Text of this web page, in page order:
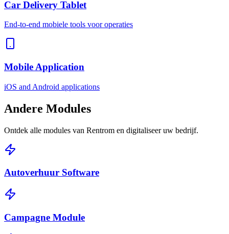
Car Delivery Tablet
End-to-end mobiele tools voor operaties
Mobile Application
iOS and Android applications
Andere Modules
Ontdek alle modules van Rentrom en digitaliseer uw bedrijf.
Autoverhuur Software
Campagne Module